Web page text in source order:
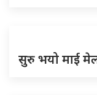
सुरु भयो माई